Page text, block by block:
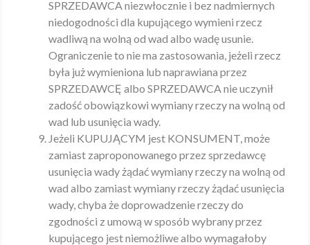
SPRZEDAWCA niezwłocznie i bez nadmiernych
niedogodności dla kupującego wymieni rzecz
wadliwą na wolną od wad albo wadę usunie.
Ograniczenie to nie ma zastosowania, jeżeli rzecz
była już wymieniona lub naprawiana przez
SPRZEDAWCĘ albo SPRZEDAWCA nie uczynił
zadość obowiązkowi wymiany rzeczy na wolną od
wad lub usunięcia wady.
Jeżeli KUPUJĄCYM jest KONSUMENT, może
zamiast zaproponowanego przez sprzedawcę
usunięcia wady żądać wymiany rzeczy na wolną od
wad albo zamiast wymiany rzeczy żądać usunięcia
wady, chyba że doprowadzenie rzeczy do
zgodności z umową w sposób wybrany przez
kupującego jest niemożliwe albo wymagałoby